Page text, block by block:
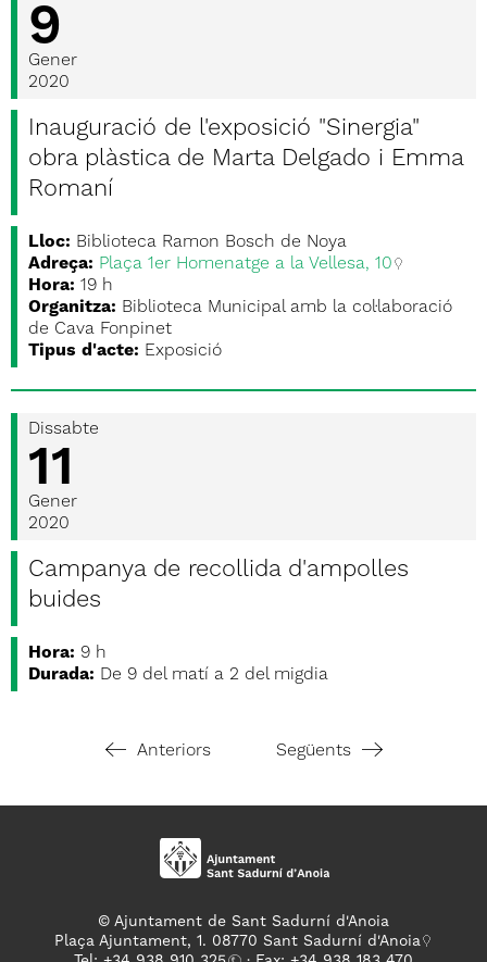
9
Gener
2020
Inauguració de l'exposició "Sinergia"
obra plàstica de Marta Delgado i Emma
Romaní
Lloc: Biblioteca Ramon Bosch de Noya
Adreça: Plaça 1er Homenatge a la Vellesa, 10
Hora: 19 h
Organitza: Biblioteca Municipal amb la col·laboració
de Cava Fonpinet
Tipus d'acte: Exposició
Dissabte
11
Gener
2020
Campanya de recollida d'ampolles
buides
Hora: 9 h
Durada: De 9 del matí a 2 del migdia
Anteriors Següents
© Ajuntament de Sant Sadurní d'Anoia
Plaça Ajuntament, 1. 08770 Sant Sadurní d'Anoia